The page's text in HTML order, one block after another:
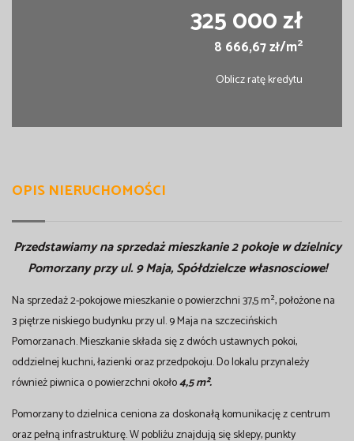
325 000 zł
8 666,67 zł/m2
Oblicz ratę kredytu
OPIS NIERUCHOMOŚCI
Przedstawiamy na sprzedaż mieszkanie 2 pokoje w dzielnicy
Pomorzany przy ul. 9 Maja, Spółdzielcze własnosciowe!
Na sprzedaż 2-pokojowe mieszkanie o powierzchni 37,5 m², położone na
3 piętrze niskiego budynku przy ul. 9 Maja na szczecińskich
Pomorzanach. Mieszkanie składa się z dwóch ustawnych pokoi,
oddzielnej kuchni, łazienki oraz przedpokoju. Do lokalu przynależy
również piwnica o powierzchni około4,5 m².
Pomorzany to dzielnica ceniona za doskonałą komunikację z centrum
oraz pełną infrastrukturę. W pobliżu znajdują się sklepy, punkty